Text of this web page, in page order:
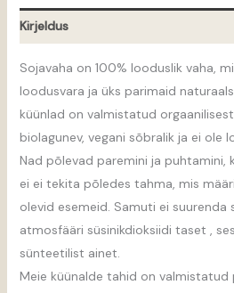
Kirjeldus
Sojavaha on 100% looduslik vaha,
loodusvara ja üks parimaid
küünlad on valmistatud
biolagunev, vegani sõbralik ja ei ole
Nad põlevad paremini ja puhtamini,
ei ei tekita põledes tahma, mis
olevid esemeid. Samuti ei suurenda
atmosfääri süsinikdioksiidi taset ,
sünteetilist ainet.
Meie küünalde tahid on valmistatud